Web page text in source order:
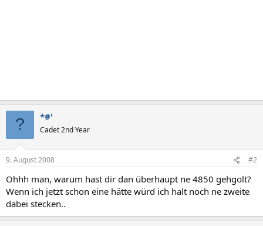
? *#'
Cadet 2nd Year
9. August 2008 #2
Ohhh man, warum hast dir dan überhaupt ne 4850 gehgolt?
Wenn ich jetzt schon eine hätte würd ich halt noch ne zweite
dabei stecken..